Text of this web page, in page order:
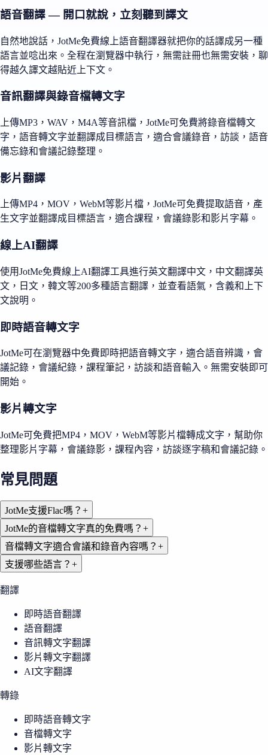
語音翻譯 — 開口就說，立刻聽到譯文
自然地說話，JotMe免費線上語音翻譯器就把你的話譯成另一種
語言並唸出來。全程在瀏覽器中執行，無需註冊也無需安裝，聊
得越久譯文越貼近上下文。
音訊翻譯與錄音檔轉文字
上傳MP3，WAV，M4A等音訊檔，JotMe可免費將錄音檔轉文
字，語音轉文字並翻譯成目標語言，適合會議錄音，訪談，語音
備忘錄和會議記錄整理。
影片翻譯
上傳MP4，MOV，WebM等影片檔，JotMe可免費提取語音，產
生文字並翻譯成目標語言，適合課程，會議錄影和影片字幕。
線上AI翻譯
使用JotMe免費線上AI翻譯工具進行英文翻譯中文，中文翻譯英
文，日文，韓文等200多種語言翻譯，並查看語氣，含義和上下
文說明。
即時語音轉文字
JotMe可在瀏覽器中免費即時把語音轉文字，適合語音辨識，會
議記錄，會議紀錄，課程筆記，訪談和語音輸入。無需安裝即可
開始。
影片轉文字
JotMe可免費把MP4，MOV，WebM等影片檔轉成文字，幫助你
整理影片字幕，會議錄影，課程內容，訪談逐字稿和會議記錄。
常見問題
JotMe支援Flac嗎？ +
JotMe的音檔轉文字真的免費嗎？ +
音檔轉文字適合會議和錄音內容嗎？ +
支援哪些語言？ +
翻譯
即時語音翻譯
語音翻譯
音訊轉文字翻譯
影片轉文字翻譯
AI文字翻譯
轉錄
即時語音轉文字
音檔轉文字
影片轉文字